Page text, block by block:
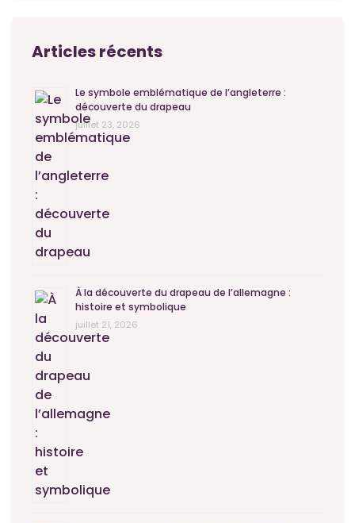
Articles récents
Le symbole emblématique de l’angleterre :
découverte du drapeau
juillet 23, 2026
À la découverte du drapeau de l’allemagne :
histoire et symbolique
juillet 21, 2026